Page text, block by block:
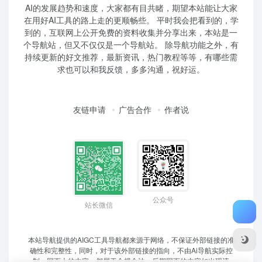
AI的发展趋势和速度，大家都有目共睹，期望本站能让大家
在用好AI工具的路上走的更顺畅些。 平时我会把看到的，学
到的，互联网上公开免费的资料收集并分享出来，本站是一
个导航站，但又不仅仅是一个导航站。 除导航功能之外，有
持续更新的好文推荐，最新资讯，热门教程等等，有哪些需
求也可以和我反馈，多多沟通，祝好运。
友链申请 广告合作 作者说
站长微信
公众号
本站导航提供的AIGC工具导航都来源于网络，不保证外部链接的准
确性和完整性，同时，对于该外部链接的指向，不由Ai导航实际控